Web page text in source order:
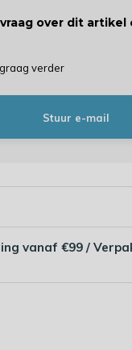
over dit artikel
verder
Stuur e-mail
vanaf €99 /